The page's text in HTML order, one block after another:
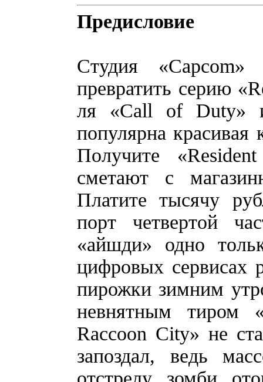
Предисловие
Студия
превратить серию
ля «Call of Duty»
популярна красивая
Получите
сметают с
Платите тысячу
порт четвертой
«айшди» одно
цифровых сервисах
пирожки зимним
невнятным тиром
Raccoon City» не
запоздал, ведь